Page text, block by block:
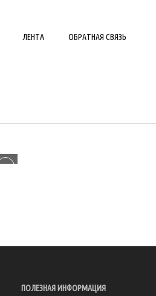
ЛЕНТА ОБРАТНАЯ СВЯЗЬ
0
ПОЛЕЗНАЯ ИНФОРМАЦИЯ